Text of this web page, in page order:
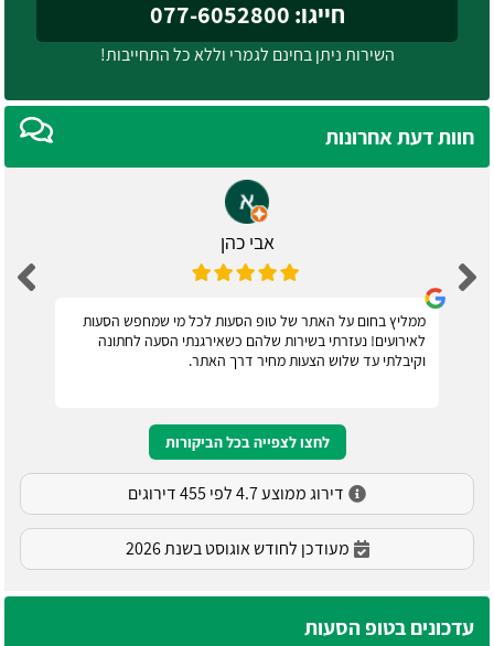
חייגו: 077-6052800
השירות ניתן בחינם לגמרי וללא כל התחייבות!
חוות דעת אחרונות
אבי כהן
ממליץ בחום על האתר של טופ הסעות לכל מי שמחפש הסעות
לאירועים! נעזרתי בשירות שלהם כשאירגנתי הסעה לחתונה
וקיבלתי עד שלוש הצעות מחיר דרך האתר.
לחצו לצפייה בכל הביקורות
דירוג ממוצע 4.7 לפי 455 דירוגים
מעודכן לחודש אוגוסט בשנת 2026
עדכונים בטופ הסעות